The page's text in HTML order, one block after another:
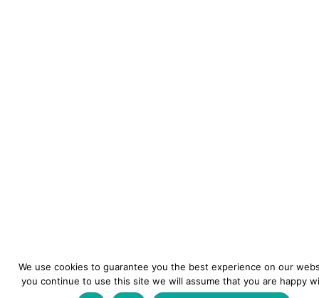
We use cookies to guarantee you the best experience on our
you continue to use this site we will assume that you are happy